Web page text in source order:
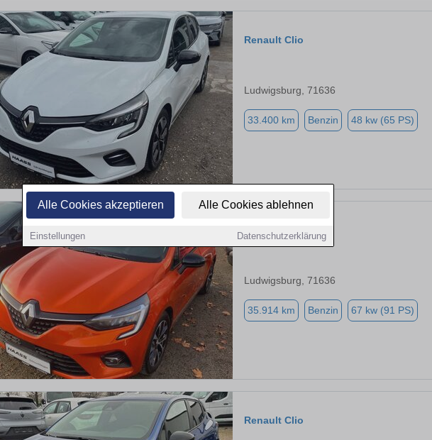
Alle Cookies akzeptieren Alle Cookies ablehnen
Einstellungen Datenschutzerklärung
Renault Clio
Ludwigsburg, 71636
33.400 km Benzin 48 kw (65 PS)
Renault Clio
Ludwigsburg, 71636
35.914 km Benzin 67 kw (91 PS)
Renault Clio